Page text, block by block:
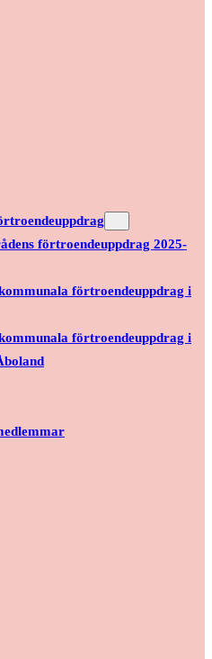
förtroendeuppdrag 2025-
förtroendeuppdrag i
förtroendeuppdrag i